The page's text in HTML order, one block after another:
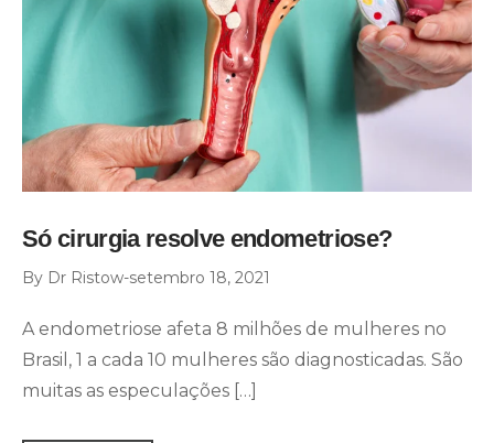
Só cirurgia resolve endometriose?
By Dr Ristow setembro 18, 2021
A endometriose afeta 8 milhões de mulheres no
Brasil, 1 a cada 10 mulheres são diagnosticadas. São
muitas as especulações […]